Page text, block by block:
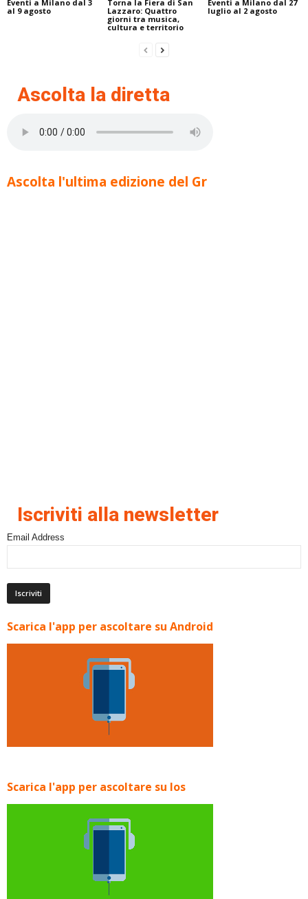
Eventi a Milano dal 3
al 9 agosto
Torna la Fiera di San
Lazzaro: Quattro
giorni tra musica,
cultura e territorio
Eventi a Milano dal 27
luglio al 2 agosto
Ascolta la diretta
Ascolta l'ultima edizione del Gr
Iscriviti alla newsletter
Email Address
Scarica l'app per ascoltare su Android
Scarica l'app per ascoltare su Ios